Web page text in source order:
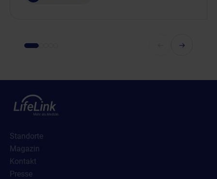
Standorte
Magazin
Kontakt
Presse